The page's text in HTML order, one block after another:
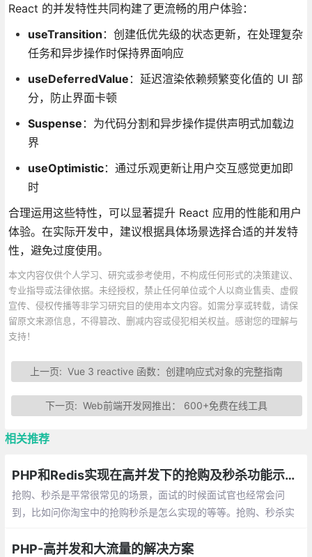
React 的并发特性共同构建了更流畅的用户体验：
useTransition ：创建低优先级的状态更新，在处理复杂
任务和异步操作时保持界面响应
useDeferredValue ：延迟渲染依赖频繁变化值的 UI 部
分，防止界面卡顿
Suspense ：为代码分割和异步操作提供声明式加载边
界
useOptimistic：通过乐观更新让用户交互感觉更加即
时
合理运用这些特性，可以显著提升 React 应用的性能和用户
体验。在实际开发中，建议根据具体场景选择合适的并发特
性，避免过度使用。
本文内容仅供个人学习、研究或参考使用，不构成任何形式的决策建议、
专业指导或法律依据。未经授权，禁止任何单位或个人以商业售卖、虚假
宣传、侵权传播等非学习研究目的使用本文内容。如需分享或转载，请保
留原文来源信息，不得篡改、删减内容或侵犯相关权益。感谢您的理解与
支持！
上一页:Vue 3 reactive 函数：创建响应式对象的完整指南
下一页:Web前端开发网推出： 600+免费在线工具
相关推荐
PHP和Redis实现在高并发下的抢购及秒杀功能示例详解
抢购、秒杀是平常很常见的场景，面试的时候面试官也经常会问
到，比如问你淘宝中的抢购秒杀是怎么实现的等等。抢购、秒杀实
PHP-高并发和大流量的解决方案